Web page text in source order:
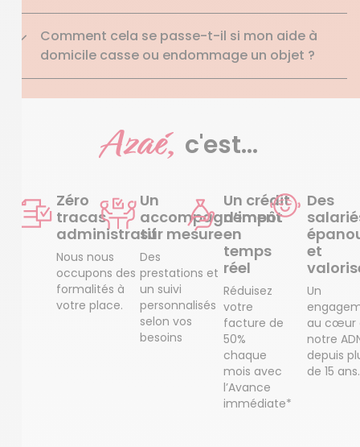
Comment cela se passe-t-il si mon aide à
domicile casse ou endommage un objet ?
Azaé, c'est...
Zéro
tracas
administratif
Nous nous
occupons des
formalités à
votre place.
Un
accompagnement
sur mesure
Des
prestations et
un suivi
personnalisés
selon vos
besoins
Un crédit
d’impôt
en
temps
réel
Réduisez
votre
facture de
50%
chaque
mois avec
l’Avance
immédiate*
Des
et
Un
au cœur
notre
depuis
de 15 ans.